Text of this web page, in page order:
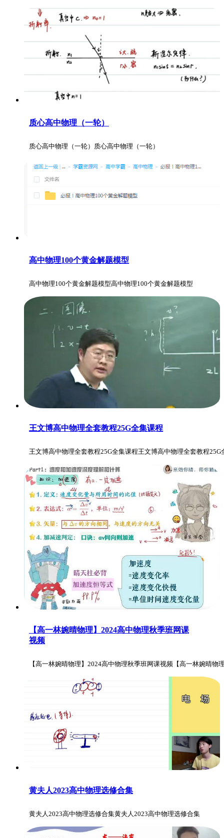
质心高中物理（一轮）
质心高中物理（一轮）质心高中物理（一轮）
高中物理100个黄金解题模型
高中物理100个黄金解题模型高中物理100个黄金解题模型
王文博高中物理全套教程25G全集课程
王文博高中物理全套教程25G全集课程王文博高中物理全套教程25G
【高一林婉晴物理】2024高中物理秋季班网课
视频
【高一林婉晴物理】2024高中物理秋季班网课视频【高一林婉晴物
黄夫人2023高中物理选修合集
黄夫人2023高中物理选修合集黄夫人2023高中物理选修合集